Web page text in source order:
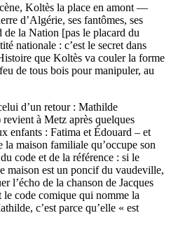
Koltès la place en amont —
d’Algérie, ses fantômes, ses
de la Nation [pas le placard du
nationale : c’est le secret dans
que Koltès va couler la forme
de tous bois pour manipuler, au
d’un retour : Mathilde
à Metz après quelques
enfants : Fatima et Édouard – et
la maison familiale qu’occupe son
code et de la référence : si le
maison est un poncif du vaudeville,
l’écho de la chanson de Jacques
le code comique qui nomme la
c’est parce qu’elle « est